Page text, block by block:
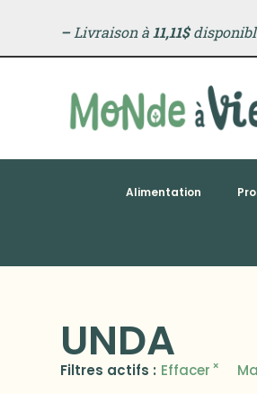
–Livraison à 11,11$
Alimentation
UNDA
Filtres actifs : Effacer ×